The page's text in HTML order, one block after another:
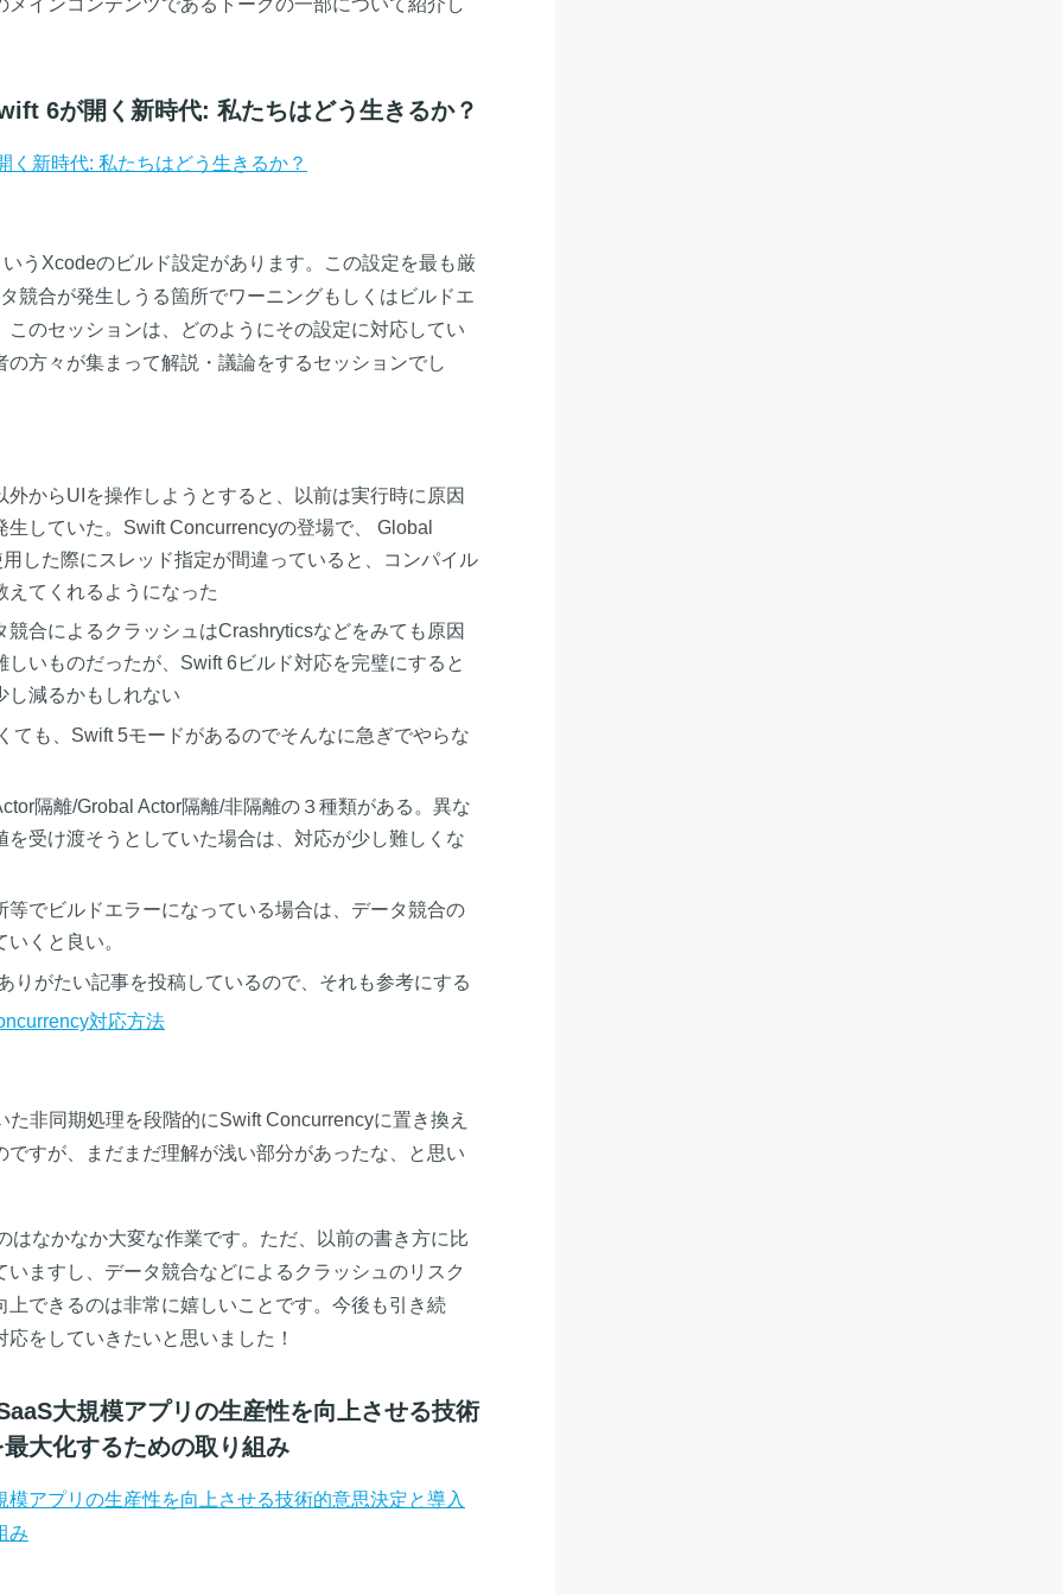
6が開く新時代: 私たちはどう生きるか？
く新時代: 私たちはどう生きるか？
うXcodeのビルド設定があります。この設定を最も厳
競合が発生しうる箇所でワーニングもしくはビルドエ
のセッションは、どのようにその設定に対応してい
方々が集まって解説・議論をするセッションでし
からUIを操作しようとすると、以前は実行時に原因
していた。Swift Concurrencyの登場で、 Global
した際にスレッド指定が間違っていると、コンパイル
えてくれるようになった
合によるクラッシュはCrashryticsなどをみても原因
いものだったが、Swift 6ビルド対応を完璧にすると
し減るかもしれない
ても、Swift 5モードがあるのでそんなに急ぎでやらな
隔離/Grobal Actor隔離/非隔離の３種類がある。異な
を受け渡そうとしていた場合は、対応が少し難しくな
等でビルドエラーになっている場合は、データ競合の
くと良い。
りがたい記事を投稿しているので、それも参考にする
対応方法
非同期処理を段階的にSwift Concurrencyに置き換え
すが、まだまだ理解が浅い部分があったな、と思い
はなかなか大変な作業です。ただ、以前の書き方に比
ますし、データ競合などによるクラッシュのリスク
上できるのは非常に嬉しいことです。今後も引き続
をしていきたいと思いました！
大規模アプリの生産性を向上させる技術
大化するための取り組み
アプリの生産性を向上させる技術的意思決定と導入
み